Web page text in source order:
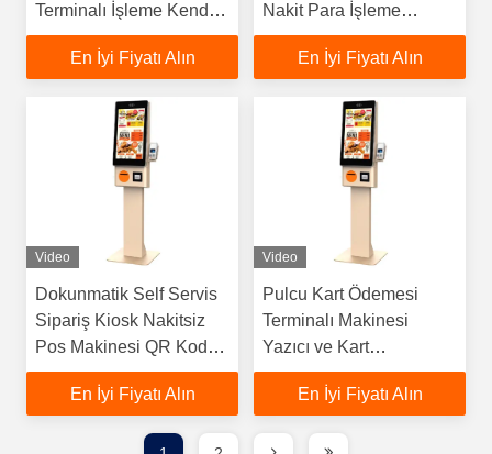
Terminalı İşleme Kendini
Çekmek Makinesi
En İyi Fiyatı Alın
Nakit Para İşleme
Makinesi
En İyi Fiyatı Alın
Video
Dokunmatik Self Servis
Sipariş Kiosk Nakitsiz
Pos Makinesi QR Kod
Okuyucu İle
En İyi Fiyatı Alın
Video
Pulcu Kart Ödemesi
Terminalı Makinesi
Yazıcı ve Kart
Okuyucuyla Kendine
Hizmet Yiyecek Sipariş
En İyi Fiyatı Alın